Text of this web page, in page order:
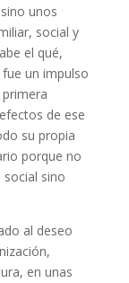
unos
social y
el qué,
un impulso
de ese
su propia
porque no
sino
al deseo
en unas